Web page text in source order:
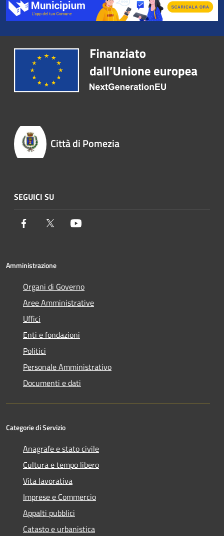
Città di Pomezia
SEGUICI SU
Facebook Twitter
Amministrazione
Organi di Governo
Aree Amministrative
Uffici
Enti e fondazioni
Politici
Personale Amministrativo
Documenti e dati
Categorie di Servizio
Anagrafe e stato civile
Cultura e tempo libero
Vita lavorativa
Imprese e Commercio
Appalti pubblici
Catasto e urbanistica